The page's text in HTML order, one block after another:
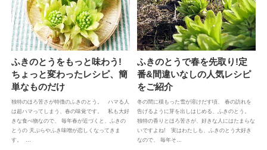
ふきのとうをもっと味わう!
ちょっと変わったレシピ、簡
単なものだけ
独特のほろ苦さが特徴のふきのとう。 ハマる人
は超ハマってしまう、春の味覚です。 私も大好
きな食べ物なので、 毎年春が近づくと、ふきの
とうの 天ぷらやふき味噌が恋しくなってきま
す。 …
ふきのとうで春を先取り!定
番&間違いなしの人気レシピ
をご紹介
冬の間に積もった雪が溶けだす頃、 春の訪れを
告げるように芽を出しはじめる、ふきのとう。
独特の香りとほろ苦さが、好きな人にはたまらな
いですよね! 実はわたしも、ふきのとう大好き
なので、 毎年そ…